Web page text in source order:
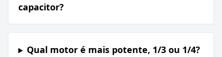
capacitor?
Qual motor é mais potente, 1/3 ou 1/4?